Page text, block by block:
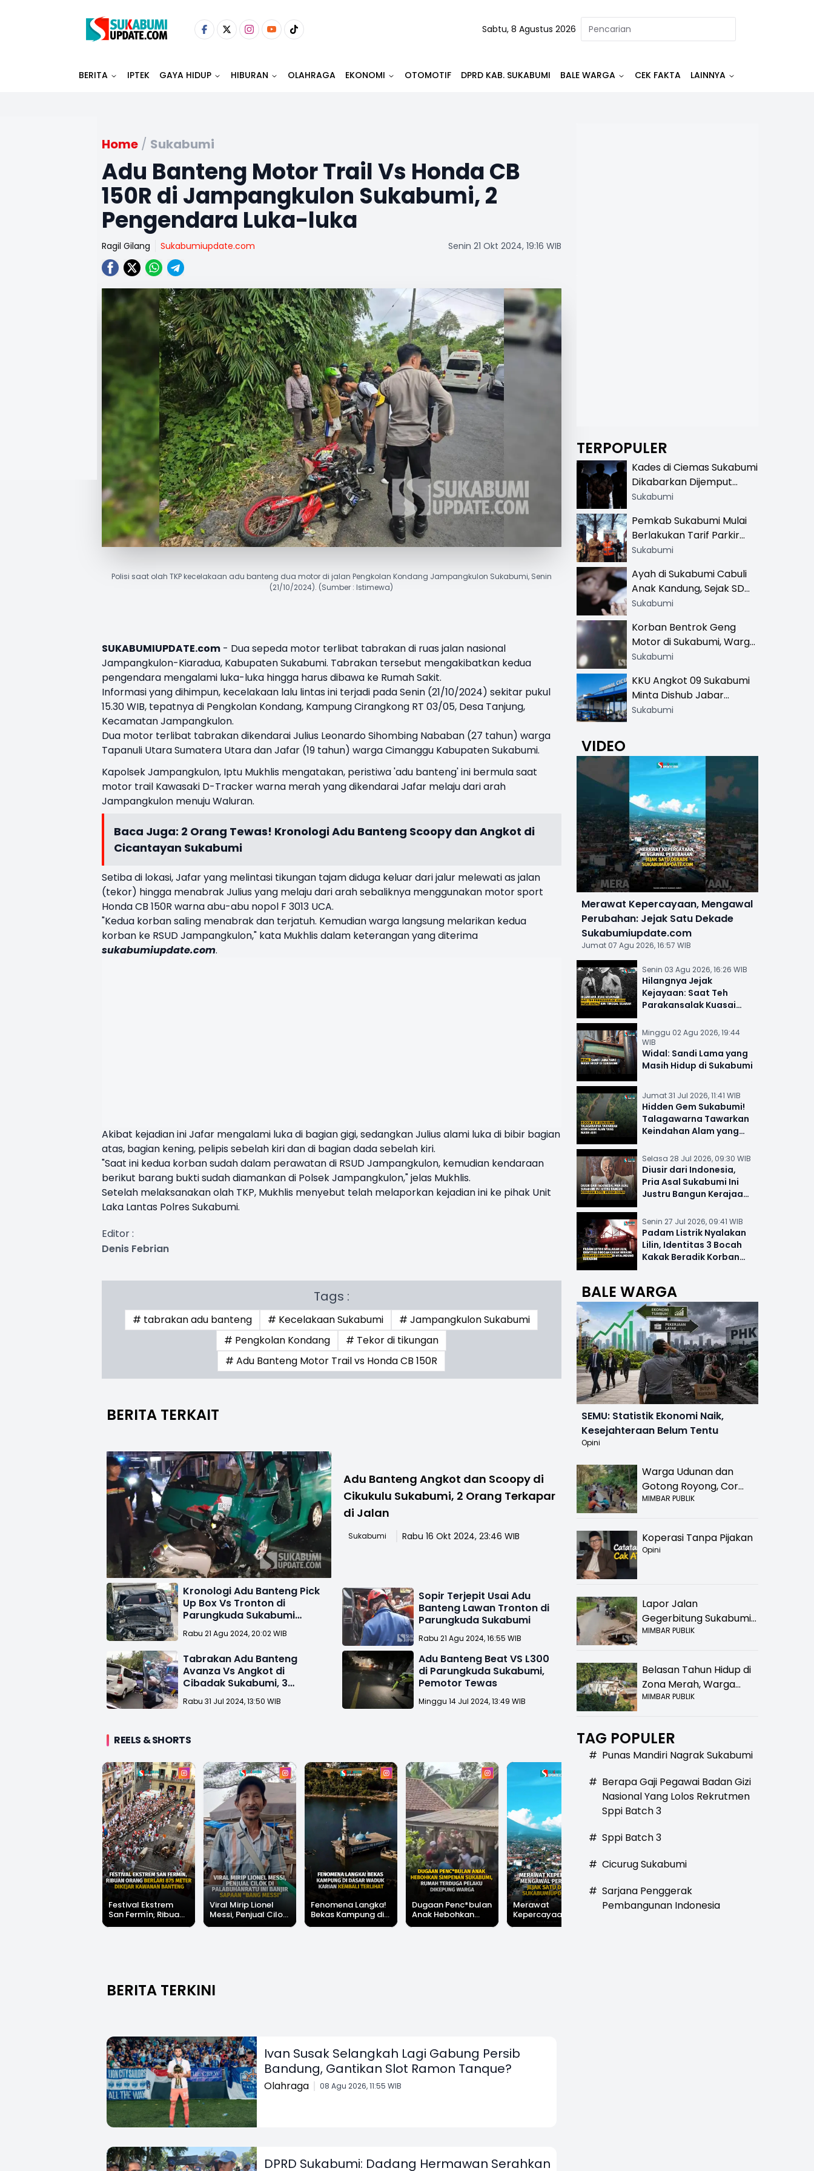
Sabtu, 8 Agustus 2026
BERITA IPTEK GAYA HIDUP HIBURAN OLAHRAGA EKONOMI OTOMOTIF DPRD KAB. SUKABUMI BALE WARGA CEK FAKTA LAINNYA
Home / Sukabumi
Adu Banteng Motor Trail Vs Honda CB
150R di Jampangkulon Sukabumi, 2
Pengendara Luka-luka
Ragil Gilang Sukabumiupdate.com Senin 21 Okt 2024, 19:16 WIB
Polisi saat olah TKP kecelakaan adu banteng dua motor di jalan Pengkolan Kondang Jampangkulon Sukabumi, Senin
(21/10/2024). (Sumber : Istimewa)
SUKABUMIUPDATE.com - Dua sepeda motor terlibat tabrakan di ruas jalan nasional
Jampangkulon-Kiaradua, Kabupaten Sukabumi. Tabrakan tersebut mengakibatkan kedua
pengendara mengalami luka-luka hingga harus dibawa ke Rumah Sakit.
Informasi yang dihimpun, kecelakaan lalu lintas ini terjadi pada Senin (21/10/2024) sekitar pukul
15.30 WIB, tepatnya di Pengkolan Kondang, Kampung Cirangkong RT 03/05, Desa Tanjung,
Kecamatan Jampangkulon.
Dua motor terlibat tabrakan dikendarai Julius Leonardo Sihombing Nababan (27 tahun) warga
Tapanuli Utara Sumatera Utara dan Jafar (19 tahun) warga Cimanggu Kabupaten Sukabumi.
Kapolsek Jampangkulon, Iptu Mukhlis mengatakan, peristiwa 'adu banteng' ini bermula saat
motor trail Kawasaki D-Tracker warna merah yang dikendarai Jafar melaju dari arah
Jampangkulon menuju Waluran.
Baca Juga: 2 Orang Tewas! Kronologi Adu Banteng Scoopy dan Angkot di
Cicantayan Sukabumi
Setiba di lokasi, Jafar yang melintasi tikungan tajam diduga keluar dari jalur melewati as jalan
(tekor) hingga menabrak Julius yang melaju dari arah sebaliknya menggunakan motor sport
Honda CB 150R warna abu-abu nopol F 3013 UCA.
"Kedua korban saling menabrak dan terjatuh. Kemudian warga langsung melarikan kedua
korban ke RSUD Jampangkulon," kata Mukhlis dalam keterangan yang diterima
sukabumiupdate.com.
Akibat kejadian ini Jafar mengalami luka di bagian gigi, sedangkan Julius alami luka di bibir bagian
atas, bagian kening, pelipis sebelah kiri dan di bagian dada sebelah kiri.
"Saat ini kedua korban sudah dalam perawatan di RSUD Jampangkulon, kemudian kendaraan
berikut barang bukti sudah diamankan di Polsek Jampangkulon," jelas Mukhlis.
Setelah melaksanakan olah TKP, Mukhlis menyebut telah melaporkan kejadian ini ke pihak Unit
Laka Lantas Polres Sukabumi.
Editor :
Denis Febrian
Tags :
# tabrakan adu banteng # Kecelakaan Sukabumi
# Jampangkulon Sukabumi
# Pengkolan Kondang
# Tekor di tikungan
# Adu Banteng Motor Trail vs Honda CB 150R
BERITA TERKAIT
Adu Banteng Angkot dan Scoopy di
Cikukulu Sukabumi, 2 Orang Terkapar
di Jalan
Sukabumi Rabu 16 Okt 2024, 23:46 WIB
Kronologi Adu Banteng Pick
Up Box Vs Tronton di
Parungkuda Sukabumi
Hingga Sopir Tewas
Terjepit
Rabu 21 Agu 2024, 20:02 WIB
Sopir Terjepit Usai Adu
Banteng Lawan Tronton di
Parungkuda Sukabumi
Rabu 21 Agu 2024, 16:55 WIB
Tabrakan Adu Banteng
Avanza Vs Angkot di
Cibadak Sukabumi, 3
Orang Luka-luka
Rabu 31 Jul 2024, 13:50 WIB
Adu Banteng Beat VS L300
di Parungkuda Sukabumi,
Pemotor Tewas
Minggu 14 Jul 2024, 13:49 WIB
REELS & SHORTS
Festival Ekstrem
San Fermín, Ribuan
Orang Berlari 875
Viral Mirip Lionel
Messi, Penjual Cilok
di Palabuhanratu Ini
Fenomena Langka!
Bekas Kampung di
Dasar Waduk Karian
Dugaan Penc*bulan
Anak Hebohkan
Simpenan
Merawat
Kepercayaan,
Mengawal
Hilangnya Jejak
Kejayaan: Saat Teh
Widal: Sandi Lama
BERITA TERKINI
Ivan Susak Selangkah Lagi Gabung Persib
Bandung, Gantikan Slot Ramon Tanque?
Olahraga 08 Agu 2026, 11:55 WIB
DPRD Sukabumi: Dadang Hermawan Serahkan
TERPOPULER
Kades di Ciemas Sukabumi
Dikabarkan Dijemput
Satnarkoba, Polisi
Sukabumi
Pemkab Sukabumi Mulai
Berlakukan Tarif Parkir
Resmi di 13 Lokasi Wisata,
Khusus
Sukabumi
Ayah di Sukabumi Cabuli
Anak Kandung, Sejak SD
Hingga SMA
Sukabumi
Korban Bentrok Geng
Motor di Sukabumi, Warga
dan Sopir Tangki
Sukabumi
KKU Angkot 09 Sukabumi
Minta Dishub Jabar
Tertibkan Trayek Ciawi-
Sukabumi
VIDEO
Merawat Kepercayaan, Mengawal
Perubahan: Jejak Satu Dekade
Sukabumiupdate.com
Jumat 07 Agu 2026, 16:57 WIB
Senin 03 Agu 2026, 16:26 WIB
Hilangnya Jejak
Kejayaan: Saat Teh
Parakansalak Kuasai
Sejarah
Minggu 02 Agu 2026, 19:44
WIB
Widal: Sandi Lama yang
Masih Hidup di Sukabumi
Jumat 31 Jul 2026, 11:41 WIB
Hidden Gem Sukabumi!
Talagawarna Tawarkan
Keindahan Alam yang
Selasa 28 Jul 2026, 09:30 WIB
Diusir dari Indonesia,
Pria Asal Sukabumi Ini
Justru Bangun Kerajaan
Senin 27 Jul 2026, 09:41 WIB
Padam Listrik Nyalakan
Lilin, Identitas 3 Bocah
Kakak Beradik Korban
BALE WARGA
SEMU: Statistik Ekonomi Naik,
Kesejahteraan Belum Tentu
Opini
Warga Udunan dan
Gotong Royong, Cor
Jalan Hancur di
MIMBAR PUBLIK
Koperasi Tanpa Pijakan
Opini
Lapor Jalan
Gegerbitung Sukabumi
Bolong! Bahaya Bagi
MIMBAR PUBLIK
Belasan Tahun Hidup di
Zona Merah, Warga
Kampung Nangewer
Relokasi
MIMBAR PUBLIK
TAG POPULER
# Punas Mandiri Nagrak Sukabumi
# Berapa Gaji Pegawai Badan Gizi
Nasional Yang Lolos Rekrutmen
Sppi Batch 3
# Sppi Batch 3
# Cicurug Sukabumi
# Sarjana Penggerak
Pembangunan Indonesia